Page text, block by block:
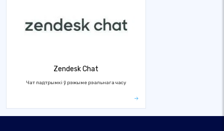
Zendesk Chat
Чат падтрымкі ў рэжыме рэальнага часу